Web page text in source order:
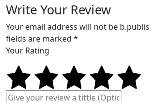
Write Your Review
Your email address will not be
fields are marked *
Your Rating